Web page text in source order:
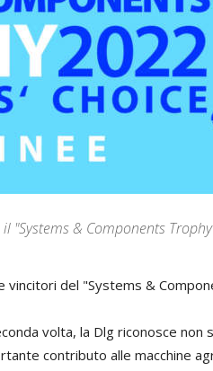
"Systems & Components
vincitori del "Systems &
volta, la Dlg riconosce non
contributo alle macchine